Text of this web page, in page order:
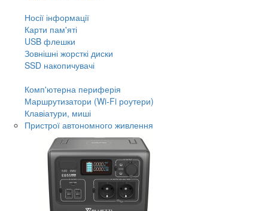
Носії інформації
Карти пам'яті
USB флешки
Зовнішні жорсткі диски
SSD накопичувачі
Комп'ютерна периферія
Маршрутизатори (Wi-Fi роутери)
Клавіатури, миші
Пристрої автономного живлення